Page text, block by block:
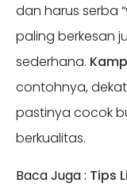
dan harus serba
paling berkesan
sederhana.
contohnya,
pastinya cocok
berkualitas.
Baca Juga : Tips